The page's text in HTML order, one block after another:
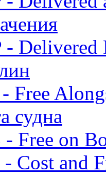
- Delivered
Free
судна
- Free on
- Cost and